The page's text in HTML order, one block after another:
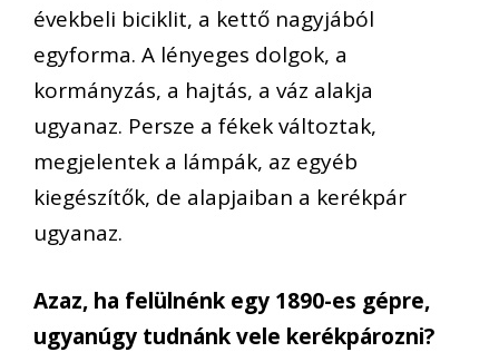
évekbeli biciklit, a kettő nagyjából
egyforma. A lényeges dolgok, a
kormányzás, a hajtás, a váz alakja
ugyanaz. Persze a fékek változtak,
megjelentek a lámpák, az egyéb
kiegészítők, de alapjaiban a kerékpár
ugyanaz.
Azaz, ha felülnénk egy 1890-es gépre,
ugyanúgy tudnánk vele kerékpározni?